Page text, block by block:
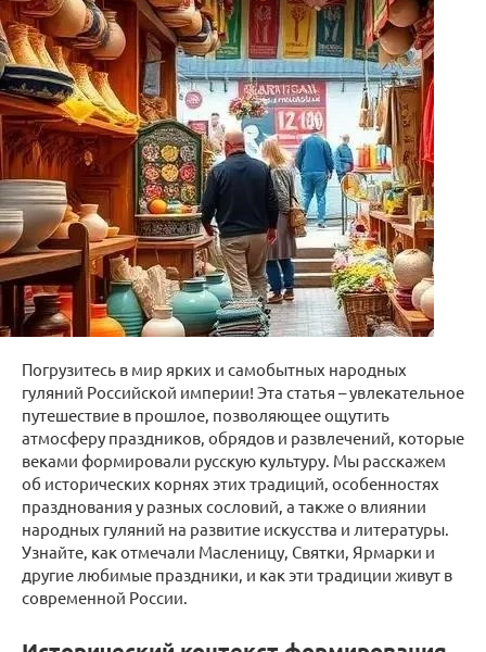
Погрузитесь в мир ярких и самобытных народных
гуляний Российской империи! Эта статья – увлекательное
путешествие в прошлое, позволяющее ощутить
атмосферу праздников, обрядов и развлечений, которые
веками формировали русскую культуру. Мы расскажем
об исторических корнях этих традиций, особенностях
празднования у разных сословий, а также о влиянии
народных гуляний на развитие искусства и литературы.
Узнайте, как отмечали Масленицу, Святки, Ярмарки и
другие любимые праздники, и как эти традиции живут в
современной России.